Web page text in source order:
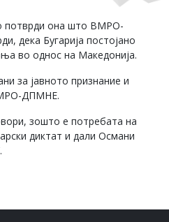
потврди она што ВМРО-
дека Бугарија постојано
во однос на Македонија.
за јавното признание и
ДПМНЕ.
зошто е потребата на
диктат и дали Османи